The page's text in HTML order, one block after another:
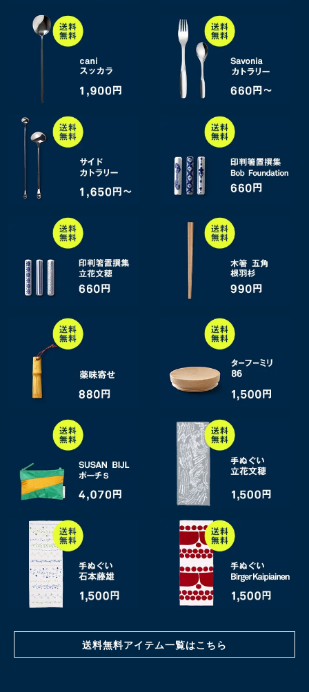
送料無料アイテム一覧はこちら